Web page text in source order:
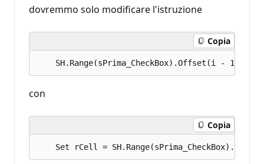
dovremmo solo modificare l'istruzione
Copia
con
Copia